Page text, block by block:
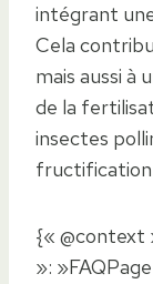
intégrant
Cela
mais aussi à
de la
insectes
{« @context
»: